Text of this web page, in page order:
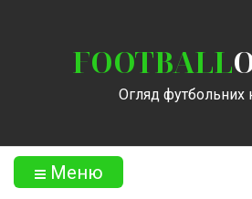
FOOTBALL
Огляд футбольних
Меню